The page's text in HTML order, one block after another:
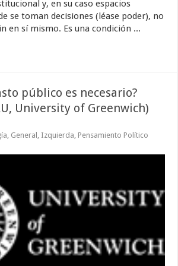
y, en su caso espacios
se toman decisiones (léase poder), no
en sí mismo. Es una condición ...
público es necesario?
University of Greenwich)
, General , Izquierda, Pensamiento Político